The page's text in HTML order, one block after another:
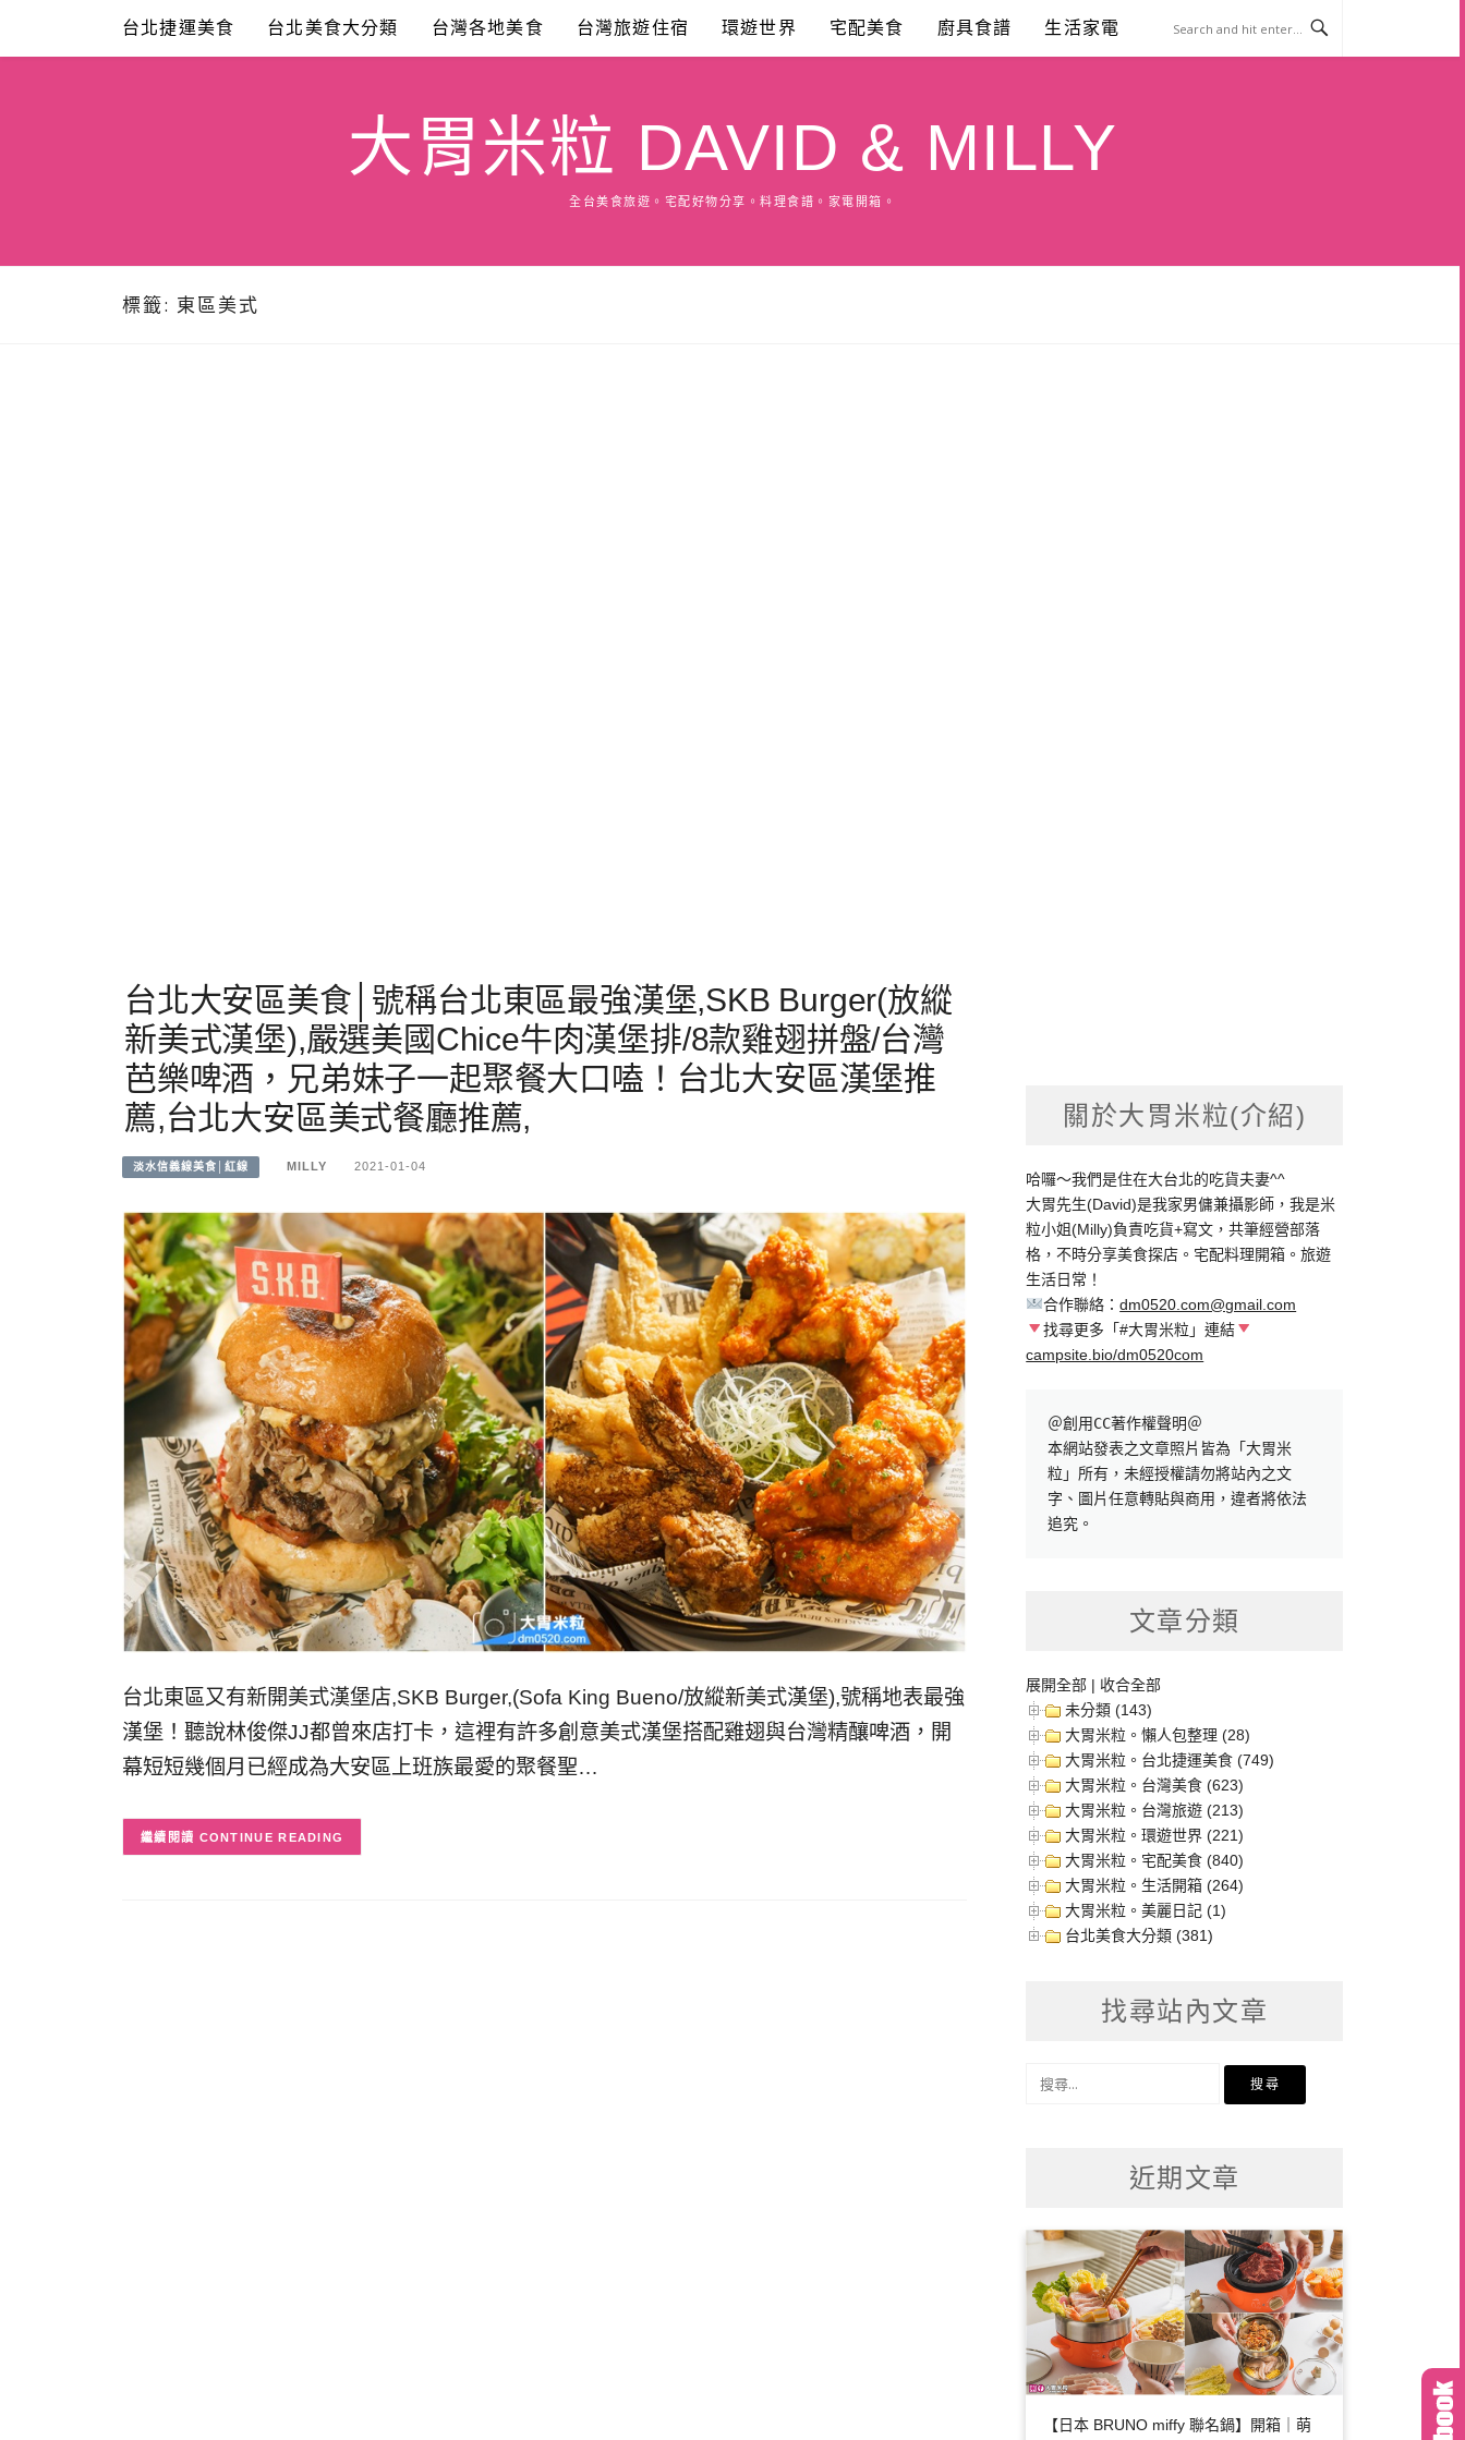
content
台北捷運美食 台北美食大分類 台灣各地美食 台灣旅遊住宿 環遊世界 宅配美食 廚具食譜 生活家電
大胃米粒 DAVID & MILLY
全台美食旅遊。宅配好物分享。料理食譜。家電開箱。
標籤: 東區美式
台北大安區美食│號稱台北東區最強漢堡,SKB Burger(放縱
新美式漢堡),嚴選美國Chice牛肉漢堡排/8款雞翅拼盤/台灣
芭樂啤酒，兄弟妹子一起聚餐大口嗑！台北大安區漢堡推
薦,台北大安區美式餐廳推薦,
淡水信義線美食│紅線 MILLY 2021-01-04
台北東區又有新開美式漢堡店,SKB Burger,(Sofa King Bueno/放縱新美式漢堡),號稱地表最強
漢堡！聽說林俊傑JJ都曾來店打卡，這裡有許多創意美式漢堡搭配雞翅與台灣精釀啤酒，開
幕短短幾個月已經成為大安區上班族最愛的聚餐聖…
CONTINUE READING
關於大胃米粒(介紹)
哈囉～我們是住在大台北的吃貨夫妻^^
大胃先生(David)是我家男傭兼攝影師，我是米
粒小姐(Milly)負責吃貨+寫文，共筆經營部落
格，不時分享美食探店。宅配料理開箱。旅遊
生活日常！
合作聯絡：dm0520.com@gmail.com
找尋更多「#大胃米粒」連結
campsite.bio/dm0520com
＠創用CC著作權聲明＠
本網站發表之文章照片皆為「大胃米
粒」所有，未經授權請勿將站內之文
字、圖片任意轉貼與商用，違者將依法
追究。
文章分類
展開全部 | 收合全部
未分類 (143)
大胃米粒。懶人包整理 (28)
大胃米粒。台北捷運美食 (749)
大胃米粒。台灣美食 (623)
大胃米粒。台灣旅遊 (213)
大胃米粒。環遊世界 (221)
大胃米粒。宅配美食 (840)
大胃米粒。生活開箱 (264)
大胃米粒。美麗日記 (1)
台北美食大分類 (381)
找尋站內文章
近期文章
【日本 BRUNO miffy 聯名鍋】開箱｜萌